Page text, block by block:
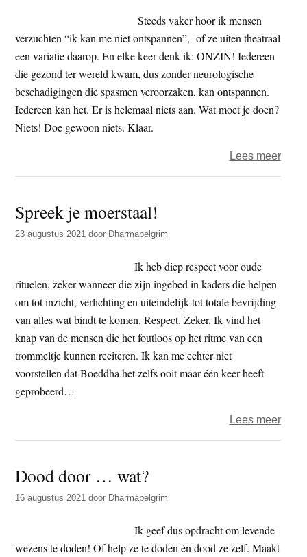
Steeds vaker hoor ik mensen
verzuchten “ik kan me niet ontspannen”, of ze uiten theatraal
een variatie daarop. En elke keer denk ik: ONZIN! Iedereen
die gezond ter wereld kwam, dus zonder neurologische
beschadigingen die spasmen veroorzaken, kan ontspannen.
Iedereen kan het. Er is helemaal niets aan. Wat moet je doen?
Niets! Doe gewoon niets. Klaar.
Lees meerover
Spreek je moerstaal!
23 augustus 2021 door Dharmapelgrim
Ik heb diep respect voor oude
rituelen, zeker wanneer die zijn ingebed in kaders die helpen
om tot inzicht, verlichting en uiteindelijk tot totale bevrijding
van alles wat bindt te komen. Respect. Zeker. Ik vind het
knap van de mensen die het foutloos op het ritme van een
trommeltje kunnen reciteren. Ik kan me echter niet
voorstellen dat Boeddha het zelfs ooit maar één keer heeft
geprobeerd…
Lees meerover
Dood door … wat?
16 augustus 2021 door Dharmapelgrim
Ik geef dus opdracht om levende
wezens te doden! Of help ze te doden én dood ze zelf. Maakt